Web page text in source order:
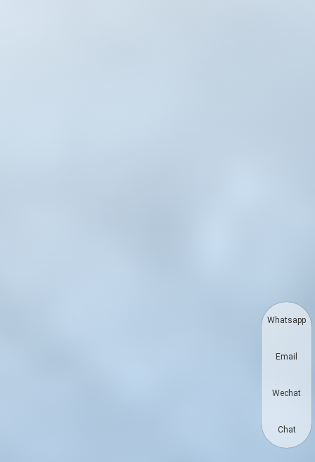
Whatsapp
Email
Wechat
Chat